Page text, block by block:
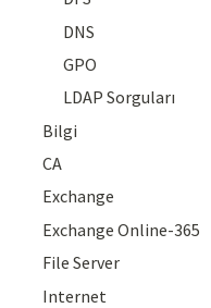
DNS
GPO
LDAP Sorguları
Bilgi
CA
Exchange
Exchange Online-365
File Server
Internet